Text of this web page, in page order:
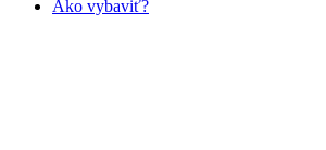
Ako vybaviť?